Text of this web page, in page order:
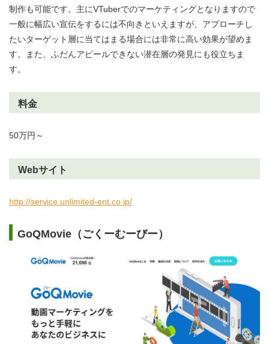
制作も可能です。主にVTuberでのマーケティングとなりますので
一般に幅広い宣伝をするには不向きといえますが、アプローチし
たいターゲット層に当てはまる場合には非常に高い効果が望めま
す。また、ふだんアピールできない潜在層の発見にも役立ちま
す。
料金
50万円～
Webサイト
http://service.unlimited-ent.co.jp/
GoQMovie（ごくーむーびー）